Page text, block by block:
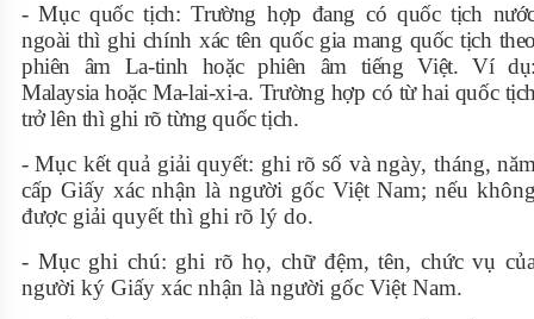
- Mục quốc tịch:Trường hợp đang có quốc tịch
ngoài thì ghi chính xác tên quốc gia mang quốc tịch
phiên âm La-tinh hoặc phiên âm tiếng Việt. Ví
Malaysia hoặc Ma-lai-xi-a. Trường hợp có từ hai quốc
trở lên thì ghi rõ từng quốc tịch.
- Mục kết quả giải quyết: ghi rõ số và ngày, tháng,
cấp Giấy xác nhận là người gốc Việt Nam; nếu
được giải quyết thì ghi rõ lý do.
- Mục ghi chú: ghi rõ họ, chữ đệm, tên, chức vụ
người ký Giấy xác nhận là người gốc Việt Nam.